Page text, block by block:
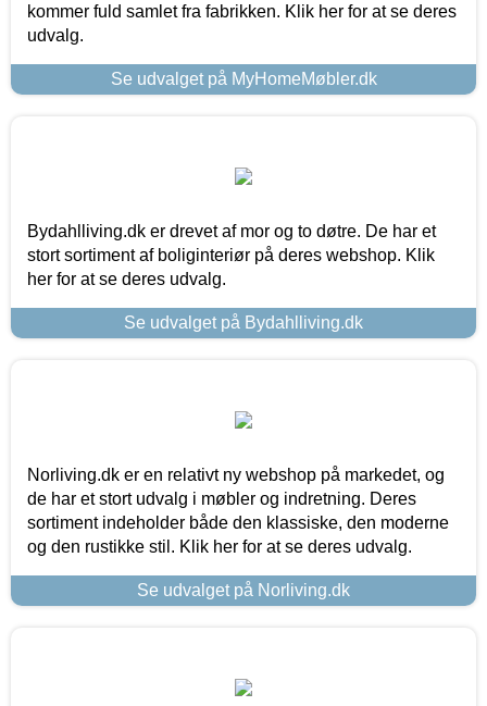
kommer fuld samlet fra fabrikken. Klik her for at se deres
udvalg.
Se udvalget på MyHomeMøbler.dk
Bydahlliving.dk er drevet af mor og to døtre. De har et
stort sortiment af boliginteriør på deres webshop. Klik
her for at se deres udvalg.
Se udvalget på Bydahlliving.dk
Norliving.dk er en relativt ny webshop på markedet, og
de har et stort udvalg i møbler og indretning. Deres
sortiment indeholder både den klassiske, den moderne
og den rustikke stil. Klik her for at se deres udvalg.
Se udvalget på Norliving.dk